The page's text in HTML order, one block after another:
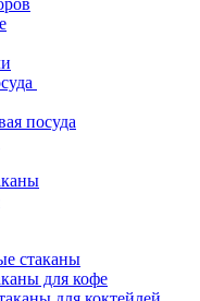
посуда
стаканы
для кофе